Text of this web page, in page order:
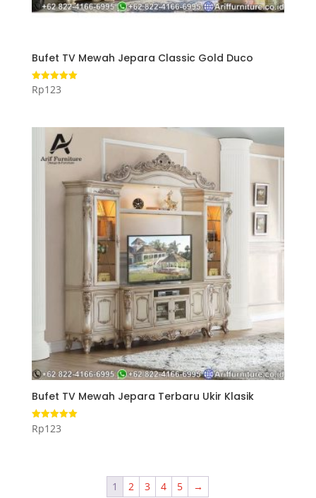
Bufet TV Mewah Jepara Classic Gold Duco
Dinilai
5.00
Rp123
Bufet TV Mewah Jepara Terbaru Ukir Klasik
Dinilai
5.00
Rp123
1 2 3 4 5 →